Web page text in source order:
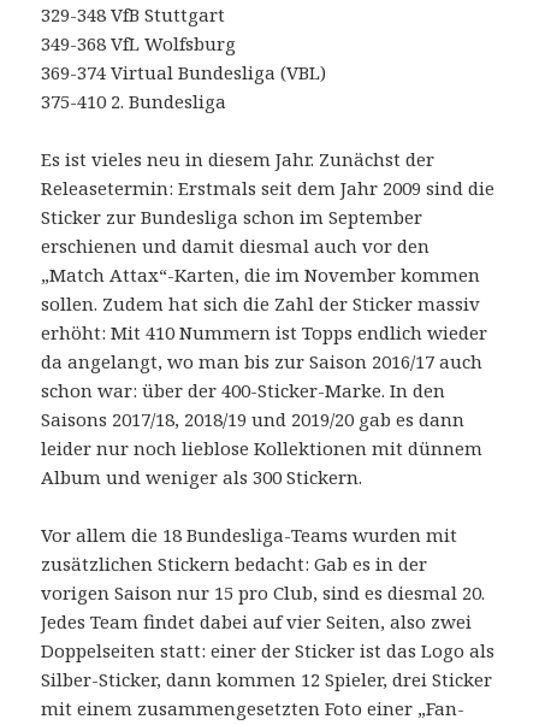
329-348 VfB Stuttgart
349-368 VfL Wolfsburg
369-374 Virtual Bundesliga (VBL)
375-410 2. Bundesliga
Es ist vieles neu in diesem Jahr. Zunächst der
Releasetermin: Erstmals seit dem Jahr 2009 sind die
Sticker zur Bundesliga schon im September
erschienen und damit diesmal auch vor den
„Match Attax“-Karten, die im November kommen
sollen. Zudem hat sich die Zahl der Sticker massiv
erhöht: Mit 410 Nummern ist Topps endlich wieder
da angelangt, wo man bis zur Saison 2016/17 auch
schon war: über der 400-Sticker-Marke. In den
Saisons 2017/18, 2018/19 und 2019/20 gab es dann
leider nur noch lieblose Kollektionen mit dünnem
Album und weniger als 300 Stickern.
Vor allem die 18 Bundesliga-Teams wurden mit
zusätzlichen Stickern bedacht: Gab es in der
vorigen Saison nur 15 pro Club, sind es diesmal 20.
Jedes Team findet dabei auf vier Seiten, also zwei
Doppelseiten statt: einer der Sticker ist das Logo als
Silber-Sticker, dann kommen 12 Spieler, drei Sticker
mit einem zusammengesetzten Foto einer „Fan-